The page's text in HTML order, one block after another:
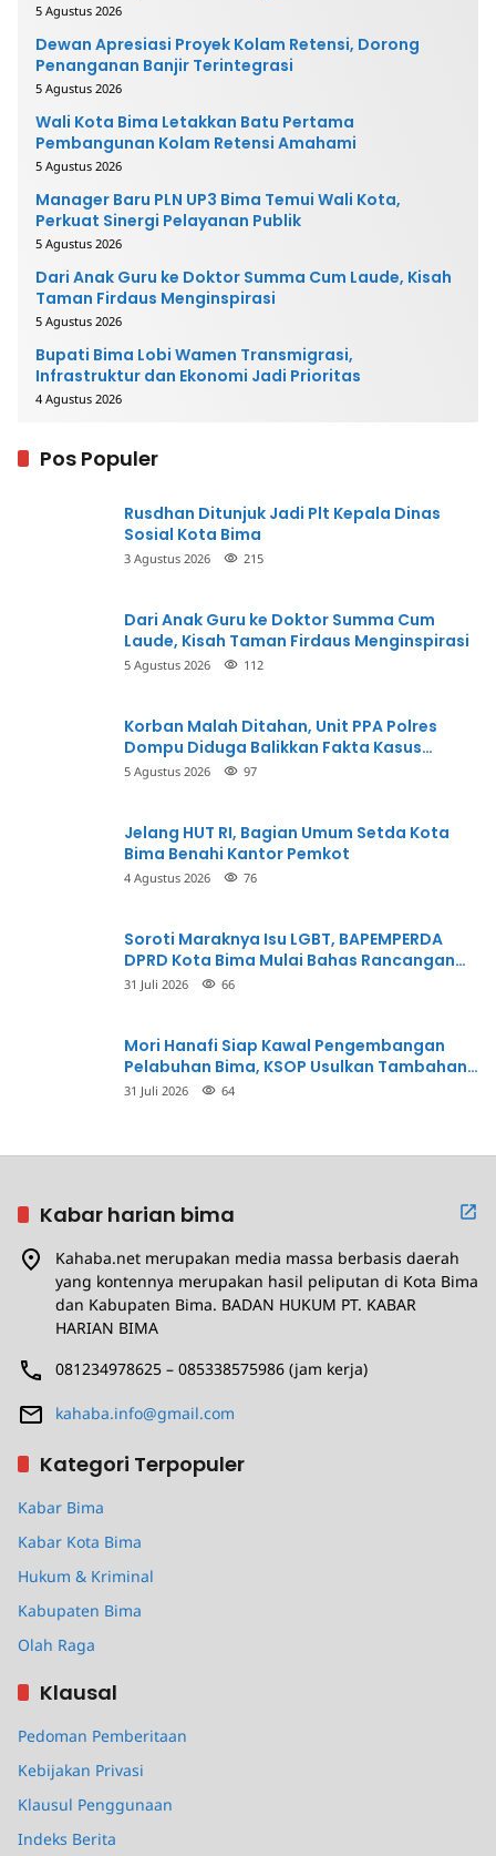
5 Agustus 2026
Dewan Apresiasi Proyek Kolam Retensi, Dorong
Penanganan Banjir Terintegrasi
5 Agustus 2026
Wali Kota Bima Letakkan Batu Pertama
Pembangunan Kolam Retensi Amahami
5 Agustus 2026
Manager Baru PLN UP3 Bima Temui Wali Kota,
Perkuat Sinergi Pelayanan Publik
5 Agustus 2026
Dari Anak Guru ke Doktor Summa Cum Laude, Kisah
Taman Firdaus Menginspirasi
5 Agustus 2026
Bupati Bima Lobi Wamen Transmigrasi,
Infrastruktur dan Ekonomi Jadi Prioritas
4 Agustus 2026
Pos Populer
Rusdhan Ditunjuk Jadi Plt Kepala Dinas
Sosial Kota Bima
3 Agustus 2026 215
Dari Anak Guru ke Doktor Summa Cum
Laude, Kisah Taman Firdaus Menginspirasi
5 Agustus 2026 112
Korban Malah Ditahan, Unit PPA Polres
Dompu Diduga Balikkan Fakta Kasus
Penganiayaan
5 Agustus 2026 97
Jelang HUT RI, Bagian Umum Setda Kota
Bima Benahi Kantor Pemkot
4 Agustus 2026 76
Soroti Maraknya Isu LGBT, BAPEMPERDA
DPRD Kota Bima Mulai Bahas Rancangan
Perda Pencegahan
31 Juli 2026 66
Mori Hanafi Siap Kawal Pengembangan
Pelabuhan Bima, KSOP Usulkan Tambahan
Dermaga Rp400 Miliar
31 Juli 2026 64
Kabar harian bima
Kahaba.net merupakan media massa berbasis daerah
yang kontennya merupakan hasil peliputan di Kota Bima
dan Kabupaten Bima. BADAN HUKUM PT. KABAR
HARIAN BIMA
081234978625 – 085338575986 (jam kerja)
kahaba.info@gmail.com
Kategori Terpopuler
Kabar Bima
Kabar Kota Bima
Hukum & Kriminal
Kabupaten Bima
Olah Raga
Klausal
Pedoman Pemberitaan
Kebijakan Privasi
Klausul Penggunaan
Indeks Berita